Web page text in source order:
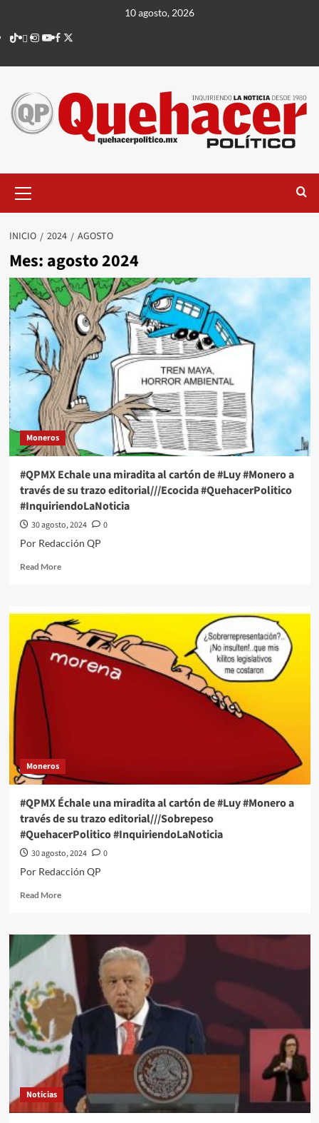
contenido
10 agosto, 2026
TikTok
threads
Instagram
Youtube
Facebook
X
principal
INICIO 2024 AGOSTO
Mes: agosto 2024
Moneros
#QPMX Echale una miradita al cartón de #Luy #Monero a
través de su trazo editorial///Ecocida #QuehacerPolitico
#InquiriendoLaNoticia
30 agosto, 2024
0
Por Redacción QP
Read MoreRead
Echale
una
miradita
al
cartón
trazo
editorial///Ecocida
#QuehacerPolitico
#InquiriendoLaNoticia
Moneros
#QPMX Échale una miradita al cartón de #Luy #Monero a
través de su trazo editorial///Sobrepeso
#QuehacerPolitico #InquiriendoLaNoticia
30 agosto, 2024
0
Por Redacción QP
Read MoreRead
#QPMX
Échale
una
miradita
al
cartón
#Luy
#Monero
a
través
de
trazo
Noticias